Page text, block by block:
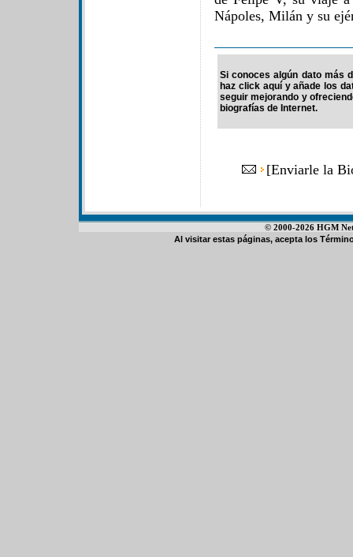
Nápoles, Milán y su
Si conoces algún dato más
haz click aquí y añade los
seguir mejorando y
biografías de Internet.
[Enviarle la
© 2000-2026 HGM
Al visitar estas páginas, acepta los